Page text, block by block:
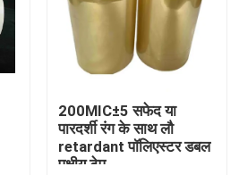
200MIC±5 सफेद या
पारदर्शी रंग के साथ लौ
retardant पॉलिएस्टर डबल
पक्षीय टेप